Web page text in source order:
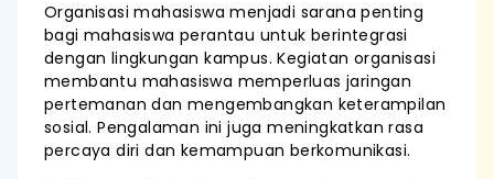
Organisasi mahasiswa menjadi sarana penting
bagi mahasiswa perantau untuk berintegrasi
dengan lingkungan kampus. Kegiatan organisasi
membantu mahasiswa memperluas jaringan
pertemanan dan mengembangkan keterampilan
sosial. Pengalaman ini juga meningkatkan rasa
percaya diri dan kemampuan berkomunikasi.